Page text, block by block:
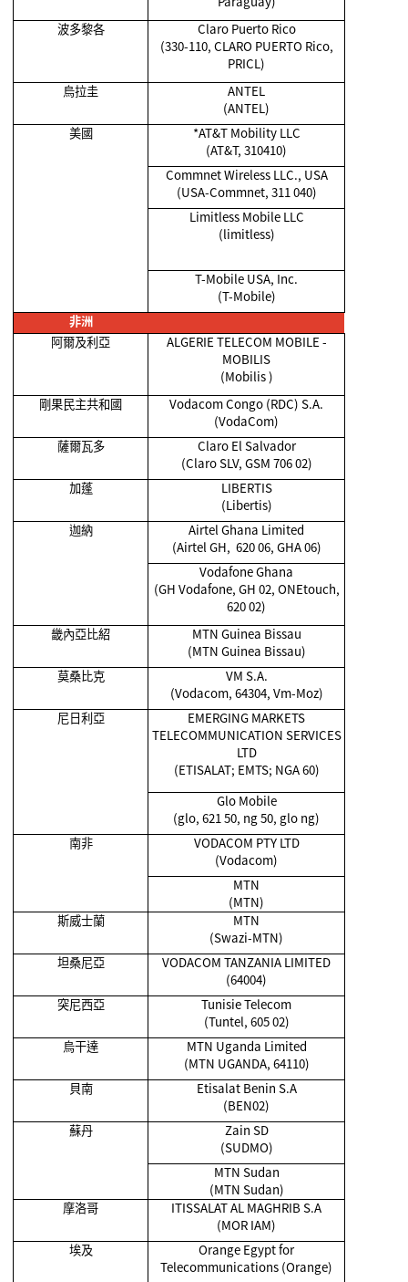
波多黎各
Claro Puerto Rico
(330-110, CLARO PUERTO Rico,
PRICL)
烏拉圭
ANTEL
(ANTEL)
美國
*AT&T Mobility LLC
(AT&T, 310410)
Commnet Wireless LLC., USA
(USA-Commnet, 311 040)
Limitless Mobile LLC
(limitless)
T-Mobile USA, Inc.
(T-Mobile)
非洲
阿爾及利亞
ALGERIE TELECOM MOBILE -
MOBILIS
(Mobilis )
剛果民主共和國
Vodacom Congo (RDC) S.A.
(VodaCom)
薩爾瓦多
Claro El Salvador
(Claro SLV, GSM 706 02)
加蓬
LIBERTIS
(Libertis)
迦納
Airtel Ghana Limited
(Airtel GH, 620 06, GHA 06)
Vodafone Ghana
(GH Vodafone, GH 02, ONEtouch,
620 02)
畿內亞比紹
MTN Guinea Bissau
(MTN Guinea Bissau)
莫桑比克
VM S.A.
(Vodacom, 64304, Vm-Moz)
尼日利亞
EMERGING MARKETS
TELECOMMUNICATION SERVICES
LTD
(ETISALAT; EMTS; NGA 60)
Glo Mobile
(glo, 621 50, ng 50, glo ng)
南非
VODACOM PTY LTD
(Vodacom)
MTN
(MTN)
斯威士蘭
MTN
(Swazi-MTN)
坦桑尼亞
VODACOM TANZANIA LIMITED
(64004)
突尼西亞
Tunisie Telecom
(Tuntel, 605 02)
烏干達
MTN Uganda Limited
(MTN UGANDA, 64110)
貝南
Etisalat Benin S.A
(BEN02)
蘇丹
Zain SD
(SUDMO)
MTN Sudan
(MTN Sudan)
摩洛哥
ITISSALAT AL MAGHRIB S.A
(MOR IAM)
埃及
Orange Egypt for
Telecommunications (Orange)